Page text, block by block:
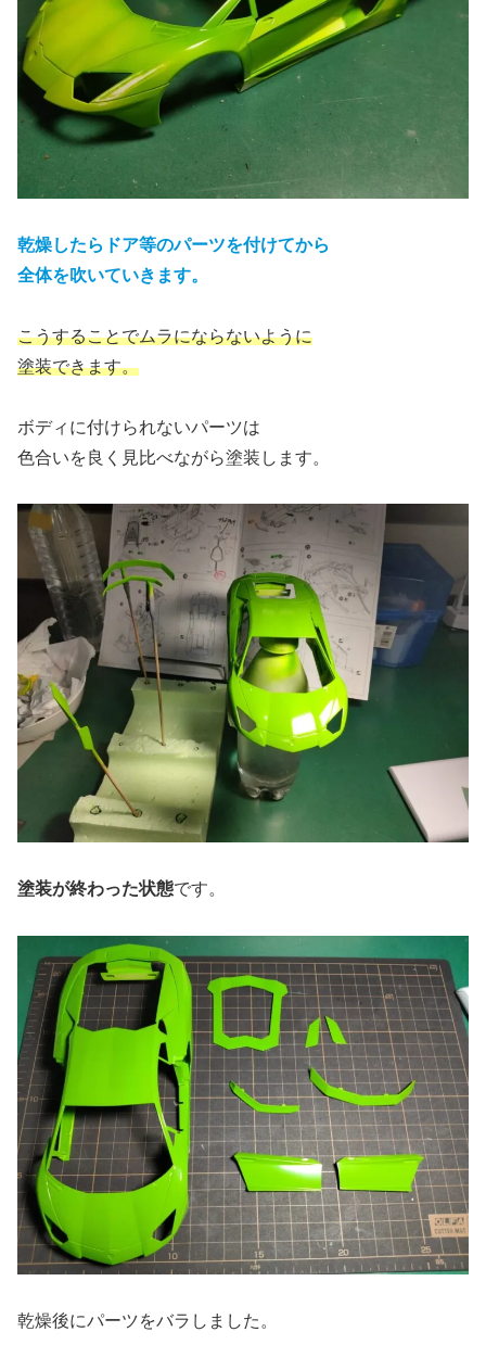
乾燥したらドア等のパーツを付けてから
全体を吹いていきます。
こうすることでムラにならないように
塗装できます。
ボディに付けられないパーツは
色合いを良く見比べながら塗装します。
塗装が終わった状態です。
乾燥後にパーツをバラしました。